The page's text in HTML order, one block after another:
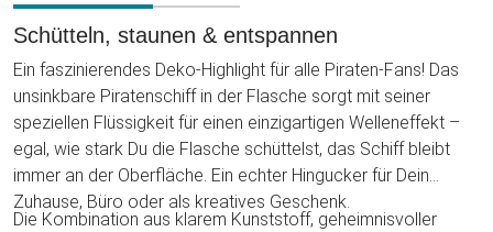
Schütteln, staunen & entspannen
Ein faszinierendes Deko-Highlight für alle Piraten-Fans! Das
unsinkbare Piratenschiff in der Flasche sorgt mit seiner
speziellen Flüssigkeit für einen einzigartigen Welleneffekt –
egal, wie stark Du die Flasche schüttelst, das Schiff bleibt
immer an der Oberfläche. Ein echter Hingucker für Dein
Zuhause, Büro oder als kreatives Geschenk.
Die Kombination aus klarem Kunststoff, geheimnisvoller